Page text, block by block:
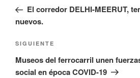
entradas
anterior:
El corredor DELHI-MEERUT,
nuevos.
Siguiente
entrada
SIGUIENTE
Museos del ferrocarril unen
social en época COVID-19